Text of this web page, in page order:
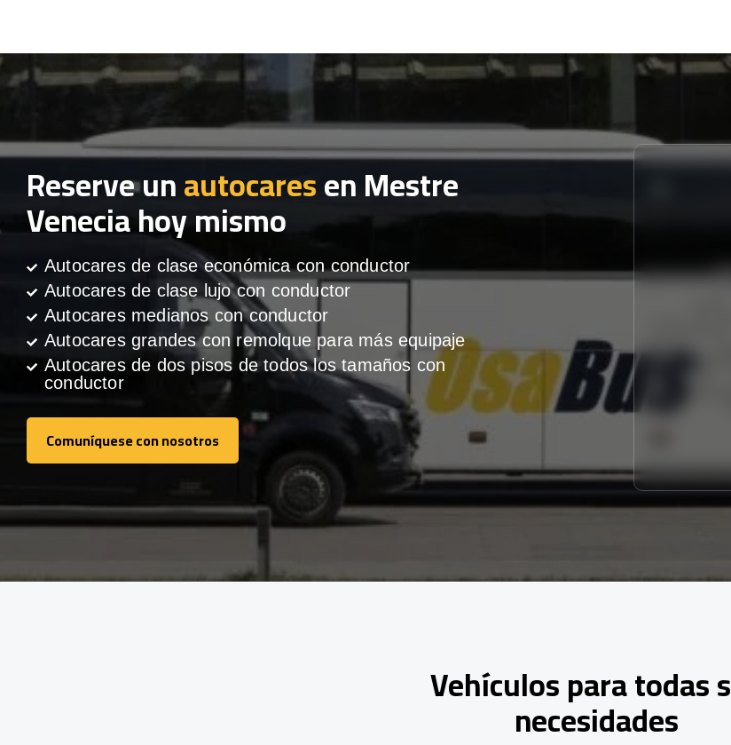
Reserve unautocaresen Mestre
Venecia hoy mismo
Autocares de clase económica con conductor
Autocares de clase lujo con conductor
Autocares medianos con conductor
Autocares grandes con remolque para más equipaje
Autocares de dos pisos de todos los tamaños con
conductor
Comuníquese con nosotros
Comuníquese con nosotros
Vehículos para todas
necesidades